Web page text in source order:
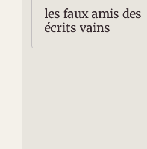
les faux amis des
écrits vains